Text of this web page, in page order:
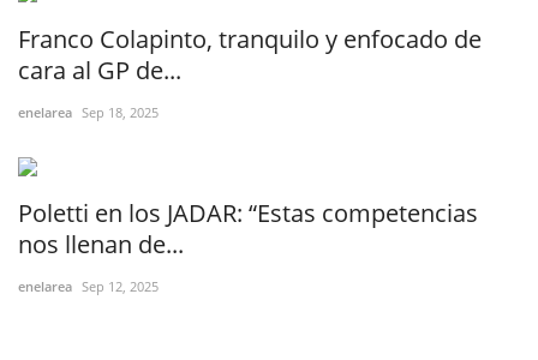
Franco Colapinto, tranquilo y enfocado de
cara al GP de...
enelarea Sep 18, 2025
Poletti en los JADAR: “Estas competencias
nos llenan de...
enelarea Sep 12, 2025